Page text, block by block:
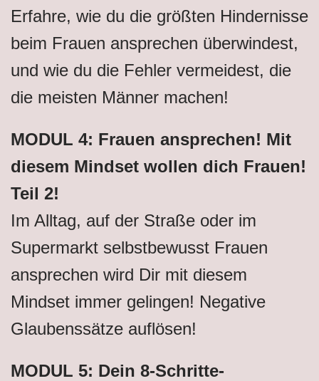
Erfahre, wie du die größten Hindernisse
beim Frauen ansprechen überwindest,
und wie du die Fehler vermeidest, die
die meisten Männer machen!
MODUL 4: Frauen ansprechen! Mit
diesem Mindset wollen dich Frauen!
Teil 2!
Im Alltag, auf der Straße oder im
Supermarkt selbstbewusst Frauen
ansprechen wird Dir mit diesem
Mindset immer gelingen! Negative
Glaubenssätze auflösen!
MODUL 5: Dein 8-Schritte-